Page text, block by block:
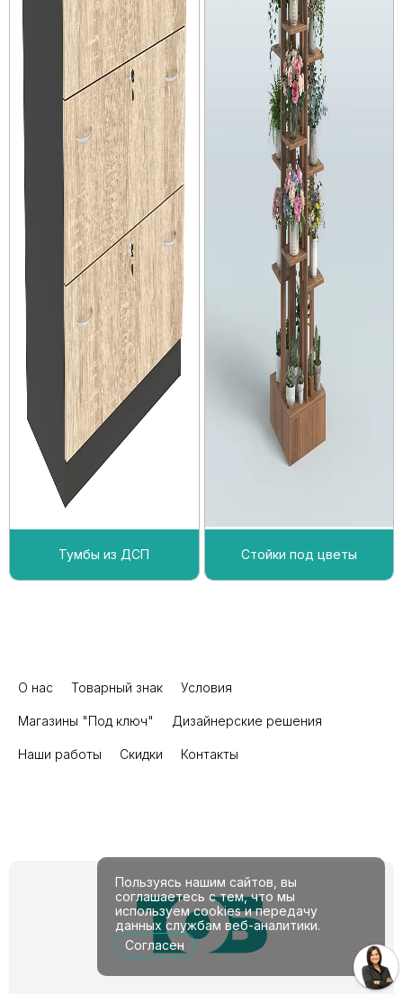
Тумбы из ДСП Стойки под цветы
О нас Товарный знак Условия
Магазины "Под ключ" Дизайнерские решения
Наши работы Скидки Контакты
Пользуясь нашим сайтов, вы
соглашаетесь с тем, что мы
используем cookies и передачу
данных службам веб-аналитики.
Согласен